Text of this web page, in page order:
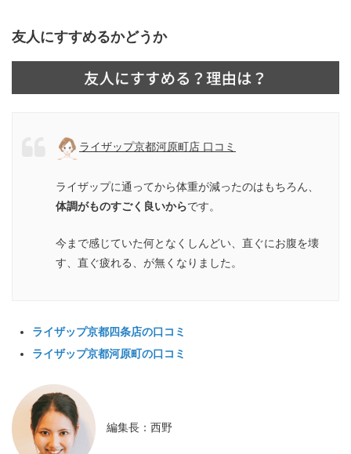
友人にすすめるかどうか
ライザップ京都河原町店 口コミ
ライザップに通ってから体重が減ったのはもちろん、
体調がものすごく良いからです。
今まで感じていた何となくしんどい、直ぐにお腹を壊
す、直ぐ疲れる、が無くなりました。
ライザップ京都四条店の口コミ
ライザップ京都河原町の口コミ
編集長：西野